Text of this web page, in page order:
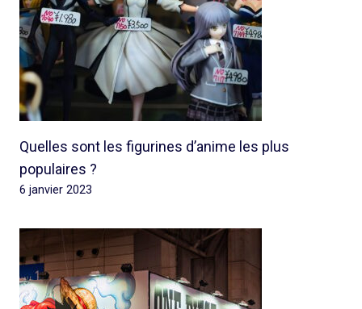
Quelles sont les figurines d’anime les plus
populaires ?
6 janvier 2023